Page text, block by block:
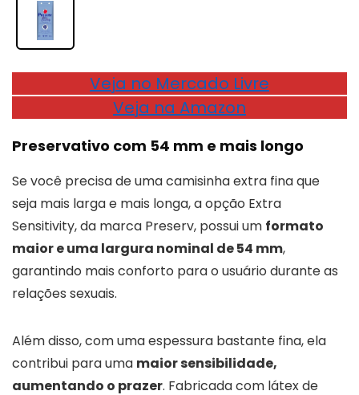
Veja no Mercado Livre
Veja na Amazon
Preservativo com 54 mm e mais longo
Se você precisa de uma camisinha extra fina que
seja mais larga e mais longa, a opção Extra
Sensitivity, da marca Preserv, possui um formato
maior e uma largura nominal de 54 mm,
garantindo mais conforto para o usuário durante as
relações sexuais.
Além disso, com uma espessura bastante fina, ela
contribui para uma maior sensibilidade,
aumentando o prazer. Fabricada com látex de